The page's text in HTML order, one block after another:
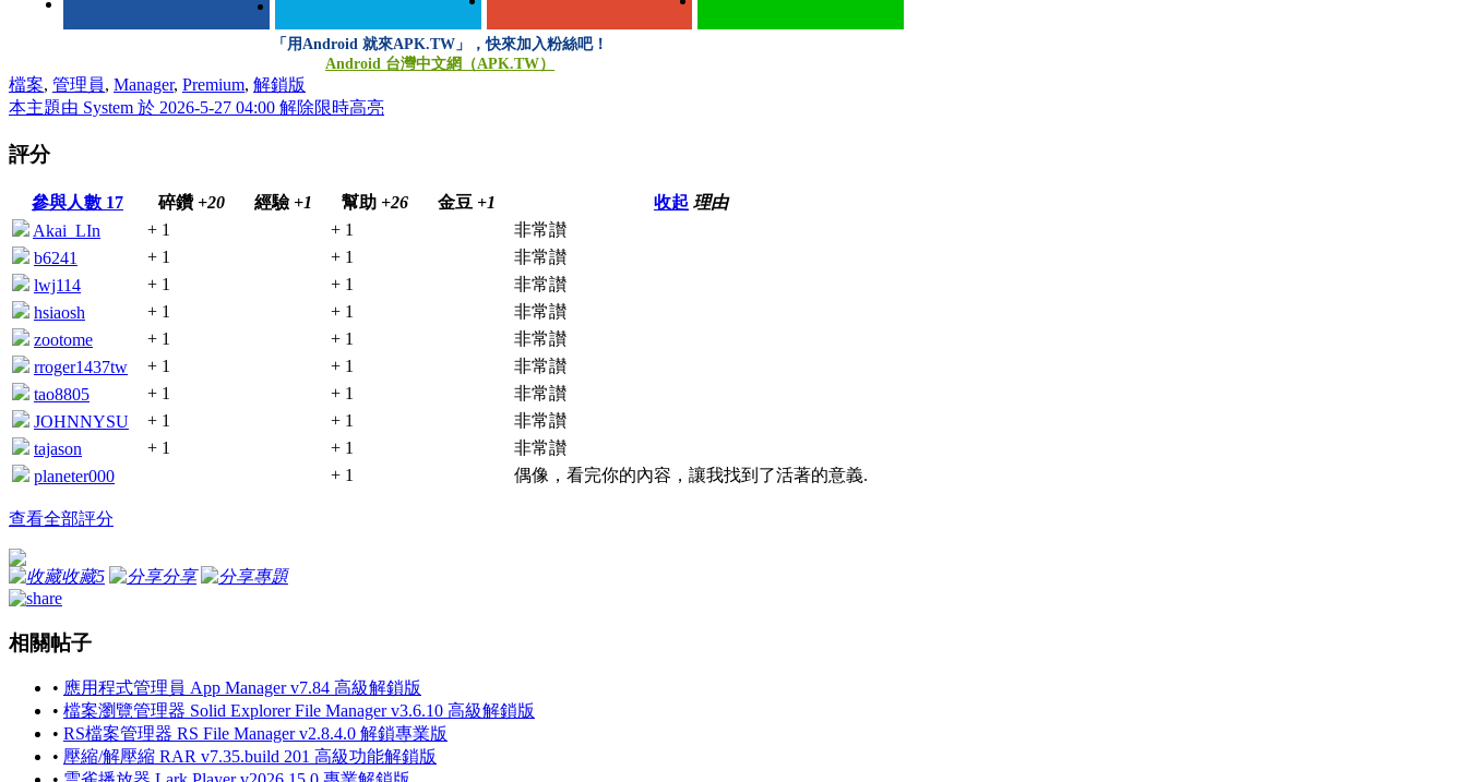
登錄/註冊後可看大圖
「用Android 就來APK.TW」，快來加入粉絲吧！
Android 台灣中文網（APK.TW）
檔案, 管理員, Manager, Premium, 解鎖版
本主題由 System 於 2026-5-27 04:00 解除限時高亮
評分
參與人數 17 碎鑽 +20 經驗 +1 幫助 +26 金豆 +1 收起 理由
Akai_LIn
+ 1 + 1
非常讃
b6241
+ 1 + 1
非常讃
lwj114
+ 1 + 1
非常讃
hsiaosh
+ 1 + 1
非常讃
zootome
+ 1 + 1
非常讃
rroger1437tw
+ 1 + 1
非常讃
tao8805
+ 1 + 1
非常讃
JOHNNYSU
+ 1 + 1
非常讃
tajason
+ 1 + 1
非常讃
planeter000
+ 1 偶像，看完你的內容，讓我找到了活著的意義.
查看全部評分
收藏5 分享 專題
相關帖子
• 應用程式管理員 App Manager v7.84 高級解鎖版
• 檔案瀏覽管理器 Solid Explorer File Manager v3.6.10 高級解鎖版
• RS檔案管理器 RS File Manager v2.8.4.0 解鎖專業版
• 壓縮/解壓縮 RAR v7.35.build 201 高級功能解鎖版